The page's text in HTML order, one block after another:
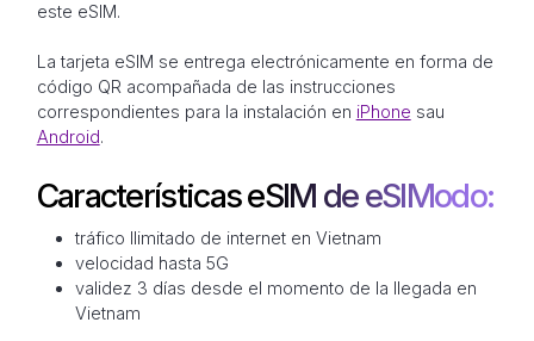
este eSIM.
La tarjeta eSIM se entrega electrónicamente en forma de
código QR acompañada de las instrucciones
correspondientes para la instalación en iPhone sau
Android.
Características eSIM de eSIModo:
tráfico Ilimitado de internet en Vietnam
velocidad hasta 5G
validez 3 días desde el momento de la llegada en
Vietnam